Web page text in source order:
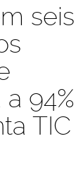
seis
94%
TIC